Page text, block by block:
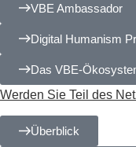
VBE Ambassador
Digital Humanism
Das VBE-
Werden Sie Teil des
Überblick